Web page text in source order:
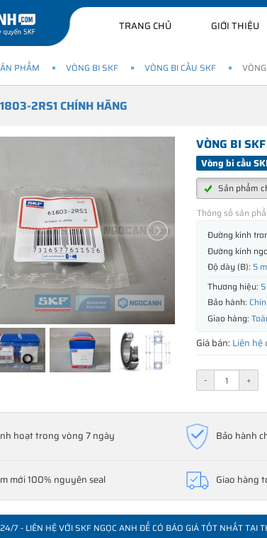
TRANG CHỦ GIỚI THIỆU
PHẨM VÒNG BI SKF VÒNG BI CẦU SKF
2RS1 CHÍNH HÃNG
VÒNG BI
Vòng bi cầu
Sản phẩm
Thông số sản
Đường kính
Đường kính
Độ dày (B): 5
Thương hiệu:
Bảo hành:
Giao hàng:
Giá bán: Liên
- +
hoạt trong vòng 7 ngày Bảo hành
mới 100% nguyên seal Giao hàng
7 - LIÊN HỆ VỚI SKF NGỌC ANH ĐỂ CÓ BÁO GIÁ TỐT NHẤT TẠI